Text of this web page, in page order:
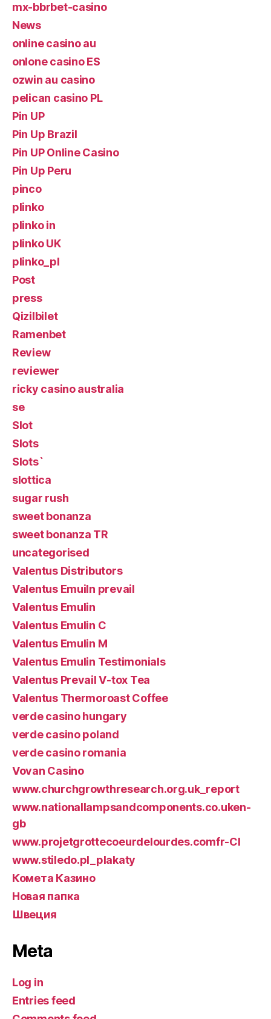
mx-bbrbet-casino
News
online casino au
onlone casino ES
ozwin au casino
pelican casino PL
Pin UP
Pin Up Brazil
Pin UP Online Casino
Pin Up Peru
pinco
plinko
plinko in
plinko UK
plinko_pl
Post
press
Qizilbilet
Ramenbet
Review
reviewer
ricky casino australia
se
Slot
Slots
Slots`
slottica
sugar rush
sweet bonanza
sweet bonanza TR
uncategorised
Valentus Distributors
Valentus Emuiln prevail
Valentus Emulin
Valentus Emulin C
Valentus Emulin M
Valentus Emulin Testimonials
Valentus Prevail V-tox Tea
Valentus Thermoroast Coffee
verde casino hungary
verde casino poland
verde casino romania
Vovan Casino
www.churchgrowthresearch.org.uk_report
www.nationallampsandcomponents.co.uken-
gb
www.projetgrottecoeurdelourdes.comfr-CI
www.stiledo.pl_plakaty
Комета Казино
Новая папка
Швеция
Meta
Log in
Entries feed